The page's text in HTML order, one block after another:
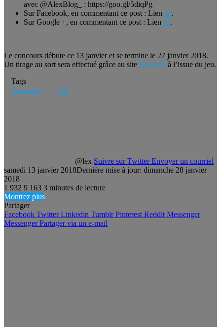
avec @AlexBlog_ : https://goo.gl/5diqPg
Sur Facebook, en commentant ce post : Lien ici.
Sur Google +, en commentant ce post : Lien ici.
Le concours débute ce 13 janvier et se termine le 27 janvier 2018.
Un tirage au sort sera effectué grâce au site Random à l’issue du jeu.
Tags
Concours
test
@lex Suivre sur Twitter Envoyer un courriel
samedi 13 janvier 2018Dernière mise à jour: dimanche 28 janvier
2018
1 932 9 163 3 minutes de lecture
Montrez plus
Partager
Facebook Twitter Linkedin Tumblr Pinterest Reddit Messenger
Messenger Partager via un e-mail